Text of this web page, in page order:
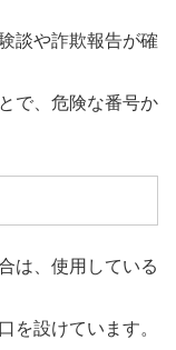
談や詐欺報告が確
で、危険な番号か
は、使用している
を設けています。